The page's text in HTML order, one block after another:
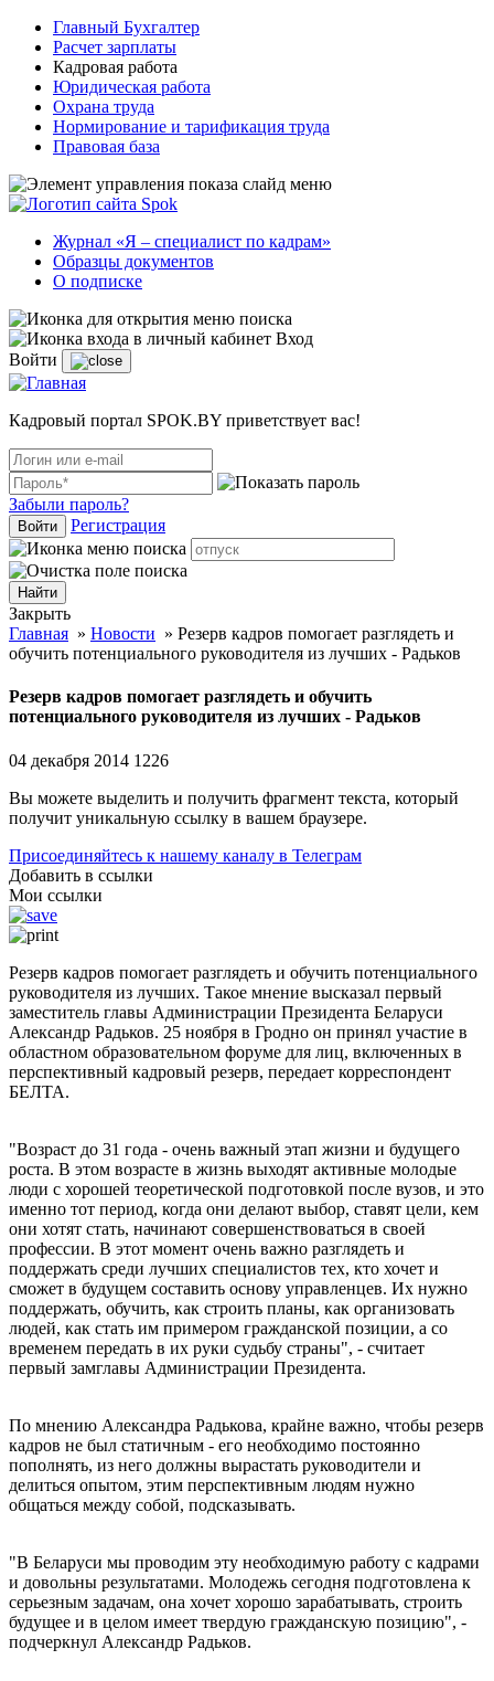
Главный Бухгалтер
Расчет зарплаты
Кадровая работа
Юридическая работа
Охрана труда
Нормирование и тарификация труда
Правовая база
Журнал «Я – специалист по кадрам»
Образцы документов
О подписке
Вход
Войти
Кадровый портал SPOK.BY приветствует вас!
Забыли пароль?
Войти Регистрация
Закрыть
Главная » Новости » Резерв кадров помогает разглядеть и
обучить потенциального руководителя из лучших - Радьков
Резерв кадров помогает разглядеть и обучить
потенциального руководителя из лучших - Радьков
04 декабря 2014 1226
Вы можете выделить и получить фрагмент текста, который
получит уникальную ссылку в вашем браузере.
Присоединяйтесь к нашему каналу в Телеграм
Добавить в ссылки
Мои ссылки
Резерв кадров помогает разглядеть и обучить потенциального
руководителя из лучших. Такое мнение высказал первый
заместитель главы Администрации Президента Беларуси
Александр Радьков. 25 ноября в Гродно он принял участие в
областном образовательном форуме для лиц, включенных в
перспективный кадровый резерв, передает корреспондент
БЕЛТА.
"Возраст до 31 года - очень важный этап жизни и будущего
роста. В этом возрасте в жизнь выходят активные молодые
люди с хорошей теоретической подготовкой после вузов, и это
именно тот период, когда они делают выбор, ставят цели, кем
они хотят стать, начинают совершенствоваться в своей
профессии. В этот момент очень важно разглядеть и
поддержать среди лучших специалистов тех, кто хочет и
сможет в будущем составить основу управленцев. Их нужно
поддержать, обучить, как строить планы, как организовать
людей, как стать им примером гражданской позиции, а со
временем передать в их руки судьбу страны", - считает
первый замглавы Администрации Президента.
По мнению Александра Радькова, крайне важно, чтобы резерв
кадров не был статичным - его необходимо постоянно
пополнять, из него должны вырастать руководители и
делиться опытом, этим перспективным людям нужно
общаться между собой, подсказывать.
"В Беларуси мы проводим эту необходимую работу с кадрами
и довольны результатами. Молодежь сегодня подготовлена к
серьезным задачам, она хочет хорошо зарабатывать, строить
будущее и в целом имеет твердую гражданскую позицию", -
подчеркнул Александр Радьков.